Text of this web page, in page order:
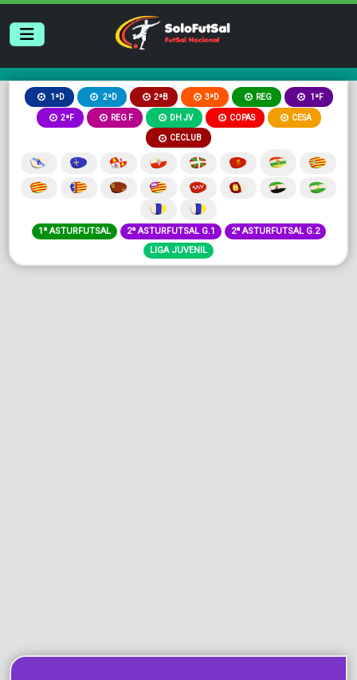
1ªD 2ªD 2ªB 3ªD REG 1ªF
2ªF REG F DH JV COPAS CESA
CECLUB
1ª ASTURFUTSAL 2ª ASTURFUTSAL G.1
2ª ASTURFUTSAL G.2
LIGA JUVENIL